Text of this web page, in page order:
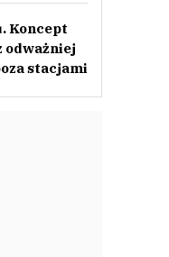
Koncept
odważniej
stacjami